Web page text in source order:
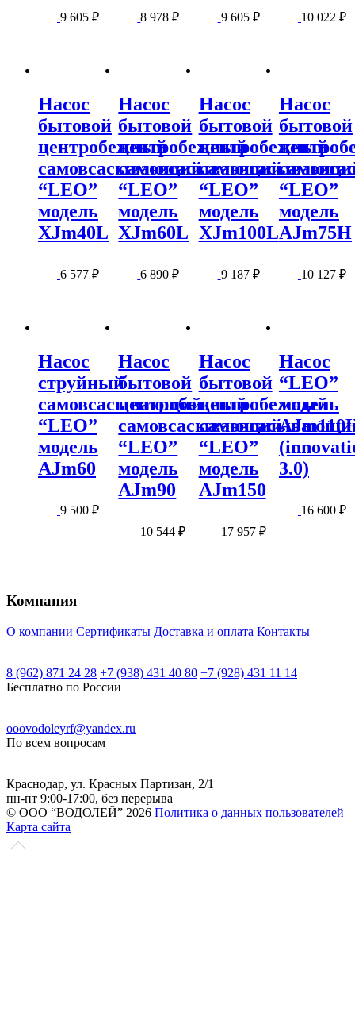
9 605 ₽ 8 978₽ 9 605 ₽ 10 022 ₽
Насос
бытовой
центробежный
самовсасывающий
“LEO”
модель
XJm40L
6 577 ₽
Насос
бытовой
центробежный
самовсасывающий
“LEO”
модель
XJm60L
6 890₽
Насос
бытовой
центробежный
“LEO”
модель
XJm100L
9 187 ₽
Насос
бытовой
“LEO”
модель
АJm75H
10 127 ₽
Насос
струйный
самовсасывающий
“LEO”
модель
AJm60
9 500 ₽
Насос
бытовой
центробежный
самовсасывающий
“LEO”
модель
AJm90
10 544₽
Насос
бытовой
центробежный
“LEO”
модель
AJm150
17 957 ₽
Насос
“LEO”
модель
3.0)
16 600 ₽
Компания
О компании Сертификаты Доставка и оплата Контакты
8 (962) 871 24 28 +7 (938) 431 40 80 +7 (928) 431 11 14
Бесплатно по России
ooovodoleyrf@yandex.ru
По всем вопросам
Краснодар, ул. Красных Партизан, 2/1
пн-пт 9:00-17:00, без перерыва
© ООО “ВОДОЛЕЙ” 2026 Политика о данных пользователей
Карта сайта